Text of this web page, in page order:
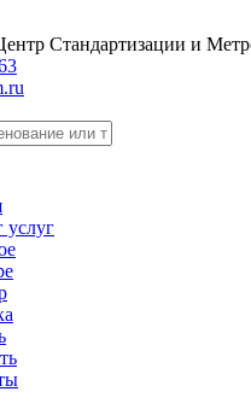
Стандартизации и
услуг